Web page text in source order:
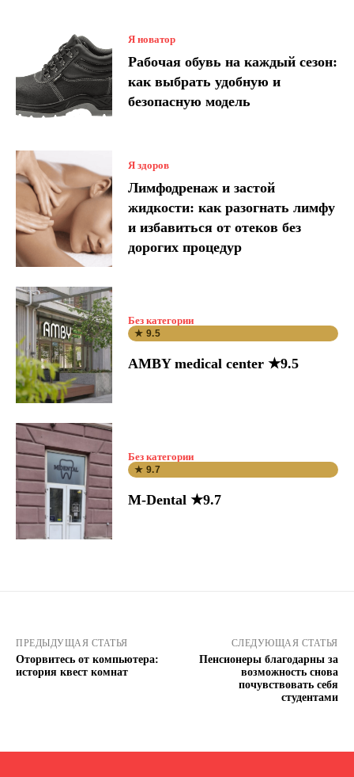
Я новатор
Рабочая обувь на каждый сезон:
как выбрать удобную и
безопасную модель
Я здоров
Лимфодренаж и застой
жидкости: как разогнать лимфу
и избавиться от отеков без
дорогих процедур
Без категории
★ 9.5
AMBY medical center ★9.5
Без категории
★ 9.7
M-Dental ★9.7
ПРЕДЫДУЩАЯ СТАТЬЯ
Оторвитесь от компьютера:
история квест комнат
СЛЕДУЮЩАЯ СТАТЬЯ
Пенсионеры благодарны за
возможность снова
почувствовать себя
студентами